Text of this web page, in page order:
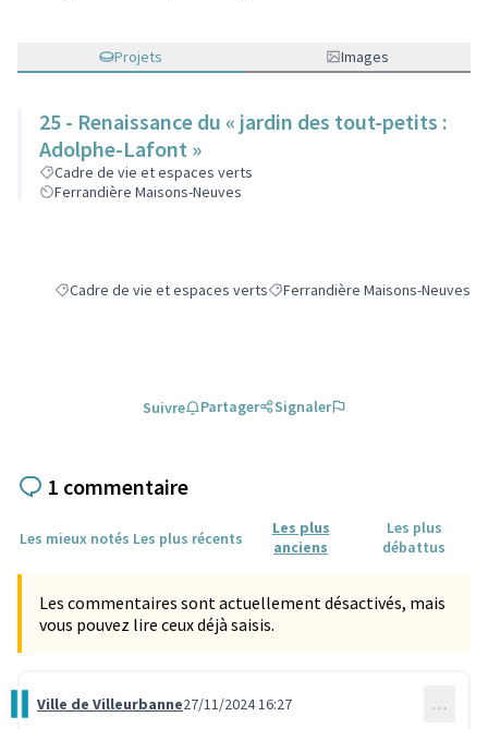
Projets Images
25 - Renaissance du « jardin des tout-petits :
Adolphe-Lafont »
Cadre de vie et espaces verts
Ferrandière Maisons-Neuves
Filtrer les résultats de la catégorie : Cadre de vie et espaces verts
Cadre de vie et espaces vertsFiltrer les résultats pour le
Ferrandière Maisons-Neuves
Suivre Partager Signaler
1 commentaire
Les mieux notés Les plus récents
Les plus
anciens
Les plus
débattus
Les commentaires sont actuellement désactivés, mais
vous pouvez lire ceux déjà saisis.
Commentaire 3732
Ville de Villeurbanne27/11/2024 16:27 …